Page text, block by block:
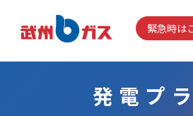
緊急時は
発電プ